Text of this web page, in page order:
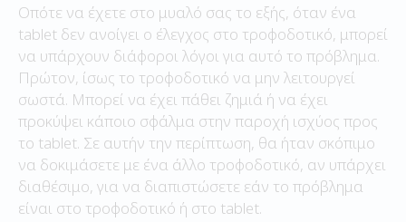
Οπότε να έχετε στο μυαλό σας το εξής, όταν ένα
tablet δεν ανοίγει ο έλεγχος στο τροφοδοτικό, μπορεί
να υπάρχουν διάφοροι λόγοι για αυτό το πρόβλημα.
Πρώτον, ίσως το τροφοδοτικό να μην λειτουργεί
σωστά. Μπορεί να έχει πάθει ζημιά ή να έχει
προκύψει κάποιο σφάλμα στην παροχή ισχύος προς
το tablet. Σε αυτήν την περίπτωση, θα ήταν σκόπιμο
να δοκιμάσετε με ένα άλλο τροφοδοτικό, αν υπάρχει
διαθέσιμο, για να διαπιστώσετε εάν το πρόβλημα
είναι στο τροφοδοτικό ή στο tablet.